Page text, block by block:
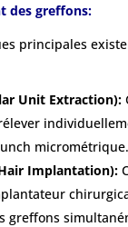
des greffons:
principales
Unit Extraction):
micrométrique.
Implantation):
greffons